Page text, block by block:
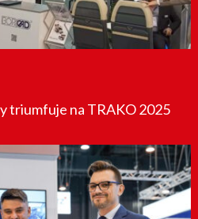
triumfuje na TRAKO 2025